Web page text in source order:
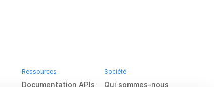
Ressources
Documentation APIs
Société
Qui sommes-nous